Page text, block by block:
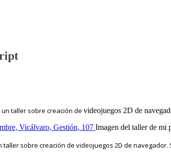
taller sobre creación de videojuegos 2D de
Imagen del taller de mi
taller sobre creación de videojuegos 2D de navegador.